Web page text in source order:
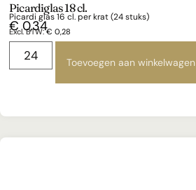
Picardiglas 18 cl.
Picardi glas 16 cl. per krat (24 stuks)
€0,34
Excl. BTW:€ 0,28
Toevoegen aan winkelwagen